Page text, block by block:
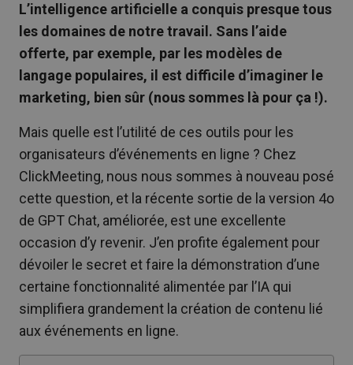
L’intelligence artificielle a conquis presque tous
les domaines de notre travail. Sans l’aide
offerte, par exemple, par les modèles de
langage populaires, il est difficile d’imaginer le
marketing, bien sûr (nous sommes là pour ça !).
Mais quelle est l’utilité de ces outils pour les
organisateurs d’événements en ligne ? Chez
ClickMeeting, nous nous sommes à nouveau posé
cette question, et la récente sortie de la version 4o
de GPT Chat, améliorée, est une excellente
occasion d’y revenir. J’en profite également pour
dévoiler le secret et faire la démonstration d’une
certaine fonctionnalité alimentée par l’IA qui
simplifiera grandement la création de contenu lié
aux événements en ligne.